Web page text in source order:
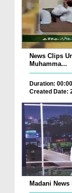
News Clips
Muhamma...
Duration:
Created Date:
Madani News